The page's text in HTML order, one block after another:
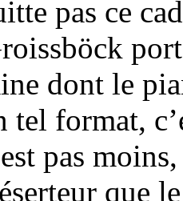
pas ce
dont le
tel format,
pas
que